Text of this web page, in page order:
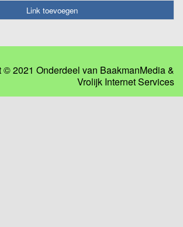
Link toevoegen
© 2021 Onderdeel van BaakmanMedia&
Vrolijk Internet Services